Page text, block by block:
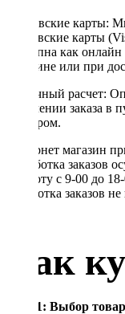
Банковские карты:
банковские карты
доступна как
магазине или при
Наличный расчет:
получении заказа в
курьером.
Интернет магазин
Обработка заказов
Субботу с 9-00 до
обработка заказов не
Как
Шаг 1: Выбор